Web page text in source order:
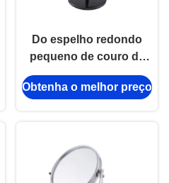
Do espelho redondo
pequeno de couro da
composição do
plutônio espelho
Obtenha o melhor preço